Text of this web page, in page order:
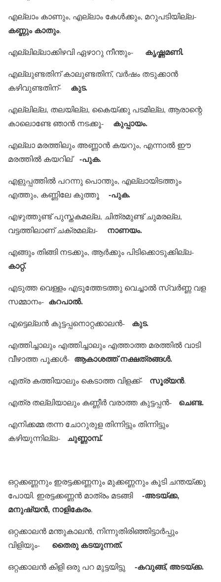
എല്ലാം കാണും, എല്ലാം കേള്‍ക്കും, മറുപടിയില്ല-
കണ്ണും കാതും.
എല്ലില്ലാക്കിഴവി ഏഴാറു നീന്തും- കൃഷ്ണമണി.
എല്ലുണ്ടതിന് കാലുണ്ടതിന്, വര്‍ഷം തടുക്കാന്‍
കഴിവുണ്ടതിന്- കുട.
എല്ലില്ല, തലയില്ല, കൈയ്ക്കു പടമില്ല, ആരാന്റെ
കാലൊണ്ടേ ഞാന്‍ നടക്കൂ- കുപ്പായം.
എല്ലാ മരത്തിലും അണ്ണാന്‍ കയറും, എന്നാല്‍ ഈ
മരത്തില്‍ കയറില് -പുക.
എളുപ്പത്തില്‍ പറന്നു പൊന്തും, എല്ലായിടത്തും
എത്തും, കണ്ണിലേ കുത്തൂ -പുക.
എഴുത്തുണ്ട് പുസ്തകമല്ല, ചിത്രമുണ്ട് ചുമരല്ല,
വട്ടത്തിലാണ് ചക്രമല്ല- നാണയം.
എങ്ങും തിങ്ങി നടക്കും, ആര്‍ക്കും പിടിക്കൊടുക്കില്ല-
കാറ്റ്.
എടുത്ത വെള്ളം എടുത്തേടത്തു വെച്ചാല്‍ സ്വര്‍ണ്ണ വള
സമ്മാനം- കറപാല്‍.
എട്ടെല്ലന്‍ കുട്ടപ്പനൊറ്റക്കാലന്‍- കുട.
എത്തിച്ചാലും എത്തിച്ചാലും എത്താത്ത മരത്തില്‍ വാടി
വീഴാത്ത പൂക്കള്‍- ആകാശത്ത് നക്ഷത്രങ്ങള്‍.
എത്ര കത്തിയാലും കെടാത്ത വിളക്ക്- സൂര്യന്‍.
എത്ര തല്ലിയാലും കണ്ണീര്‍ വരാത്ത കുട്ടപ്പന്‍- ചെണ്ട.
എനിക്കമ്മ തന്ന ചോറുരുള തിന്നിട്ടും തിന്നിട്ടും
കഴിയുന്നില്ല- ചുണ്ണാമ്പ്.
ഒറ്റക്കണ്ണനും ഇരട്ടക്കണ്ണനും മുക്കണ്ണനും കൂടി ചന്തയ്ക്കു
പോയി. ഇരട്ടക്കണ്ണന്‍ മാത്രം മടങ്ങി -അടയ്ക്ക,
മനുഷ്യന്‍, നാളികേരം.
ഒറ്റക്കാലന്‍ മന്തുകാലന്‍, നിന്നുതിരിഞ്ഞിട്ടാര്‍പ്പും
വിളിയും- തൈരു കടയുന്നത്.
ഒറ്റക്കാലന്‍ കിളി ഒരു പറ മുട്ടയിട്ടു -കവുങ്ങ്, അടയ്ക്ക.